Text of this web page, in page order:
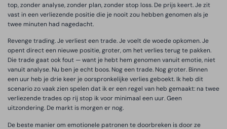
top, zonder analyse, zonder plan, zonder stop loss. De prijs keert. Je zit
vast in een verliezende positie die je nooit zou hebben genomen als je
twee minuten had nagedacht.
Revenge trading. Je verliest een trade. Je voelt de woede opkomen. Je
opent direct een nieuwe positie, groter, om het verlies terug te pakken.
Die trade gaat ook fout — want je hebt hem genomen vanuit emotie, niet
vanuit analyse. Nu ben je echt boos. Nog een trade. Nog groter. Binnen
een uur heb je drie keer je oorspronkelijke verlies geboekt. Ik heb dit
scenario zo vaak zien spelen dat ik er een regel van heb gemaakt: na twee
verliezende trades op rij stop ik voor minimaal een uur. Geen
uitzondering. De markt is morgen er nog.
De beste manier om emotionele patronen te doorbreken is door ze